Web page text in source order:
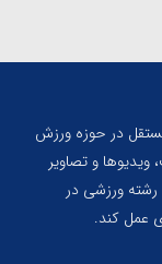
در حوزه ورزش
و تصاویر
ورزشی در
عمل کند.